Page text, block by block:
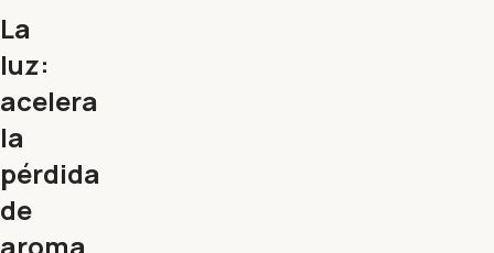
La
luz:
acelera
la
pérdida
de
aroma